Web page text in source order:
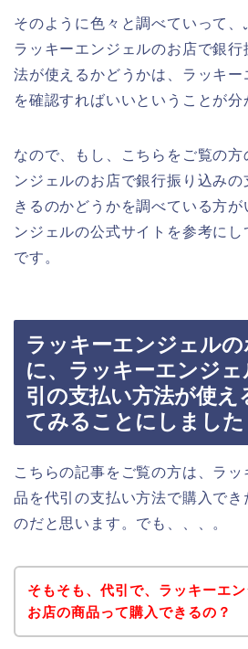
そのように色々と調べていって、
ラッキーエンジェルのお店で銀
法が使えるかどうかは、ラッキー
を確認すればいいということが分
なので、もし、こちらをご覧の
ンジェルのお店で銀行振り込み
きるのかどうかを調べている方
ンジェルの公式サイトを参考に
です。
ラッキーエンジェル
に、ラッキーエンジ
引の支払い方法が使
てみることにしました
こちらの記事をご覧の方は、ラ
品を代引の支払い方法で購入でき
のだと思います。でも、、、。
そもそも、代引で、ラッキーエ
お店の商品って購入できるの？